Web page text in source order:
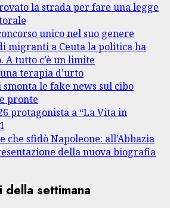
la strada per fare una legge
unico nel suo genere
migranti a Ceuta la politica ha
A tutto c’è un limite
terapia d’urto
le fake news sul cibo
pronte
protagonista a “La Vita in
che sfidò Napoleone: all’Abbazia
della nuova biografia
settimana